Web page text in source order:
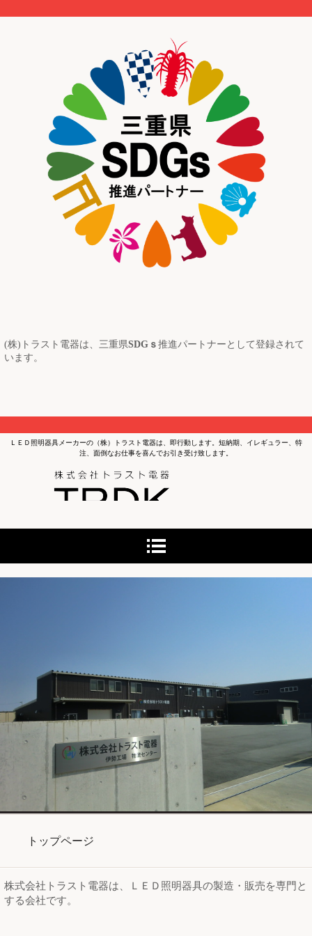
(株)トラスト電器は、三重県SDGｓ推進パートナーとして登録されて
います。
ＬＥＤ照明器具メーカーの（株）トラスト電器は、即行動します。短納期、イレギュラー、特
注、面倒なお仕事を喜んでお引き受け致します。
トップページ
株式会社トラスト電器は、ＬＥＤ照明器具の製造・販売を専門と
する会社です。